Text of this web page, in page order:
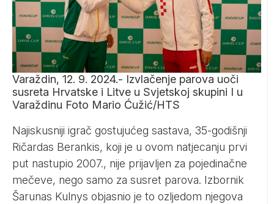
Varaždin, 12. 9. 2024.- Izvlačenje parova uoči
susreta Hrvatske i Litve u Svjetskoj skupini I u
Varaždinu Foto Mario Ćužić/HTS
Najiskusniji igrač gostujućeg sastava, 35-godišnji
Ričardas Berankis, koji je u ovom natjecanju prvi
put nastupio 2007., nije prijavljen za pojedinačne
mečeve, nego samo za susret parova. Izbornik
Šarunas Kulnys objasnio je to ozljedom njegova